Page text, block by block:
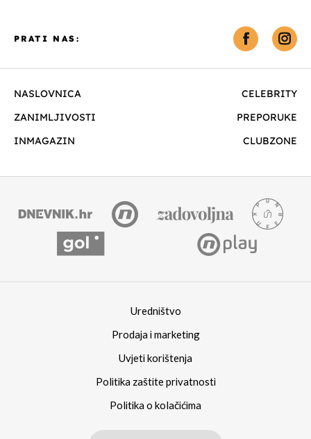
NASLOVNICA
CELEBRITY
ZANIMLJIVOSTI
PREPORUKE
INMAGAZIN
CLUBZONE
PRATI NAS:
Uredništvo
Prodaja i marketing
Uvjeti korištenja
Politika zaštite privatnosti
Politika o kolačićima